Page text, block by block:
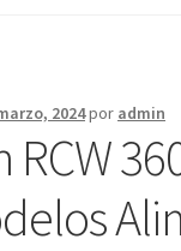
2024por admin
RCW